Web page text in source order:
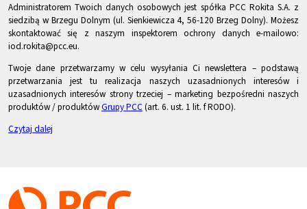
Administratorem Twoich danych osobowych jest spółka PCC Rokita S.A. z
siedzibą w Brzegu Dolnym (ul. Sienkiewicza 4, 56-120 Brzeg Dolny). Możesz
skontaktować się z naszym inspektorem ochrony danych e-mailowo:
iod.rokita@pcc.eu.
Twoje dane przetwarzamy w celu wysyłania Ci newslettera – podstawą
przetwarzania jest tu realizacja naszych uzasadnionych interesów i
uzasadnionych interesów strony trzeciej – marketing bezpośredni naszych
produktów / produktówGrupy PCC (art. 6. ust. 1 lit. f RODO).
Czytaj dalej